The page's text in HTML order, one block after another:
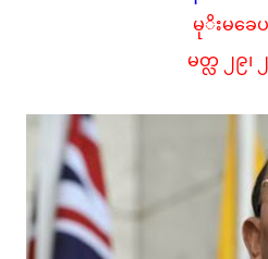
မုိးမခေပ
မတ္လ ၂၉၊